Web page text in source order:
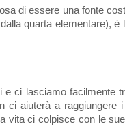
di essere una fonte
quarta elementare),
ci lasciamo facilmente
aiuterà a raggiungere
vita ci colpisce con le